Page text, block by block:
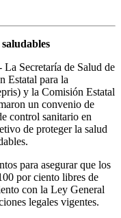
Secretaría de Salud de
Estatal para la
y la Comisión Estatal
un convenio de
control sanitario en
de proteger la salud
para asegurar que los
por ciento libres de
con la Ley General
legales vigentes.